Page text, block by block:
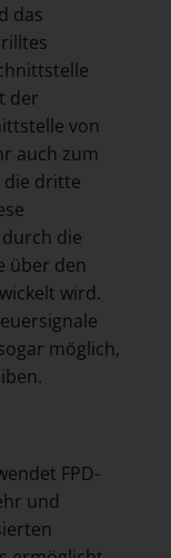
das
der
von
auch zum
die dritte
die
über den
wird.
möglich,
FPD-
und